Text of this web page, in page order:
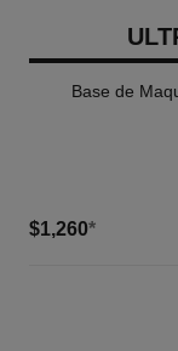
Base de
$1,260*